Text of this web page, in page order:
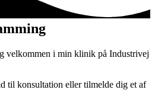
velkommen i min klinik på Industrivej
til konsultation eller tilmelde dig et af